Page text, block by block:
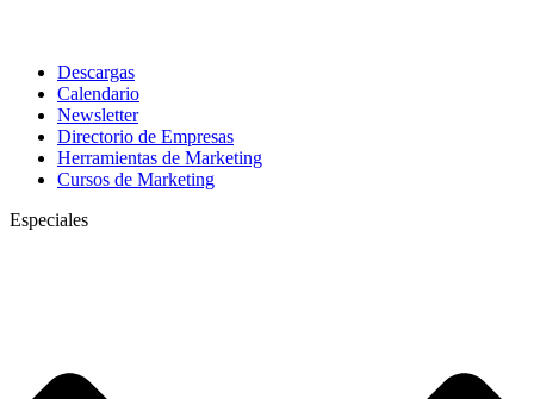
Descargas
Calendario
Newsletter
Directorio de Empresas
Herramientas de Marketing
Cursos de Marketing
Especiales